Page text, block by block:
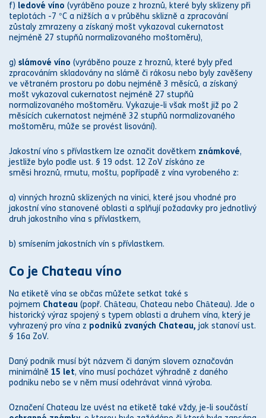
f) ledové víno (vyráběno pouze z hroznů, které byly sklizeny při
teplotách -7 °C a nižších a v průběhu sklizně a zpracování
zůstaly zmrazeny a získaný mošt vykazoval cukernatost
nejméně 27 stupňů normalizovaného moštoměru),
g) slámové víno (vyráběno pouze z hroznů, které byly před
zpracováním skladovány na slámě či rákosu nebo byly zavěšeny
ve větraném prostoru po dobu nejméně 3 měsíců, a získaný
mošt vykazoval cukernatost nejméně 27 stupňů
normalizovaného moštoměru. Vykazuje-li však mošt již po 2
měsících cukernatost nejméně 32 stupňů normalizovaného
moštoměru, může se provést lisování).
Jakostní víno s přívlastkem lze označit dovětkem známkové,
jestliže bylo podle ust. § 19 odst. 12 ZoV získáno ze
směsi hroznů, rmutu, moštu, popřípadě z vína vyrobeného z:
a) vinných hroznů sklizených na vinici, které jsou vhodné pro
jakostní víno stanovené oblasti a splňují požadavky pro jednotlivý
druh jakostního vína s přívlastkem,
b) smísením jakostních vín s přívlastkem.
Co je Chateau víno
Na etiketě vína se občas můžete setkat také s
pojmem Chateau (popř. Château, Chateau nebo Château). Jde o
historický výraz spojený s typem oblasti a druhem vína, který je
vyhrazený pro vína z podniků zvaných Chateau, jak stanoví ust.
§ 16a ZoV.
Daný podnik musí být názvem či daným slovem označován
minimálně 15 let, víno musí pocházet výhradně z daného
podniku nebo se v něm musí odehrávat vinná výroba.
Označení Chateau lze uvést na etiketě také vždy, je-li součástí